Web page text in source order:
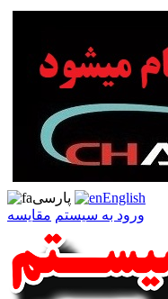
پارسی
English
ورود به سیستم مقایسه